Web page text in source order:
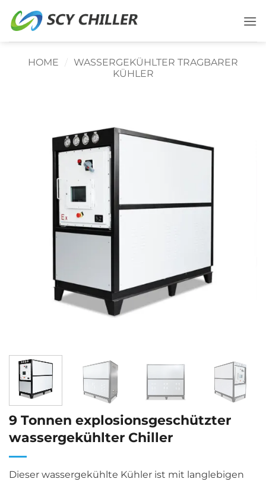
Inhalt
HOME / WASSERGEKÜHLTER TRAGBARER
KÜHLER
9 Tonnen explosionsgeschützter
wassergekühlter Chiller
Dieser wassergekühlte Kühler ist mit langlebigen